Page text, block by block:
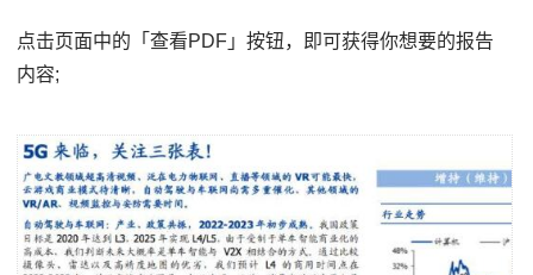
点击页面中的「查看PDF」按钮，即可获得你想要的报告
内容;